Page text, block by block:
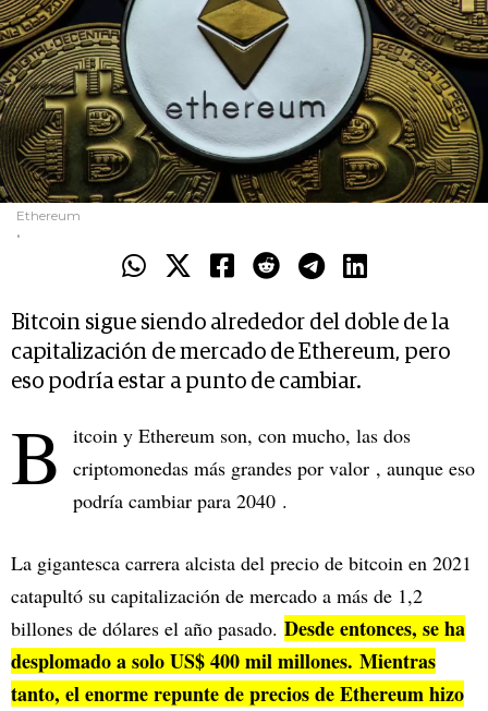
Ethereum
.
Bitcoin sigue siendo alrededor del doble de la
capitalización de mercado de Ethereum, pero
eso podría estar a punto de cambiar.
B
itcoin y Ethereum son, con mucho, las dos
criptomonedas más grandes por valor , aunque eso
podría cambiar para 2040 .
La gigantesca carrera alcista del precio de bitcoin en 2021
catapultó su capitalización de mercado a más de 1,2
billones de dólares el año pasado. Desde entonces, se ha
desplomado a solo US$ 400 mil millones. Mientras
tanto, el enorme repunte de precios de Ethereum hizo